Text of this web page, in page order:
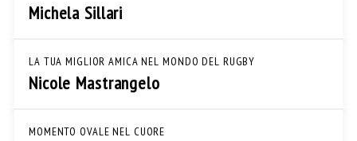
Michela Sillari
LA TUA MIGLIOR AMICA NEL MONDO DEL RUGBY
Nicole Mastrangelo
MOMENTO OVALE NEL CUORE